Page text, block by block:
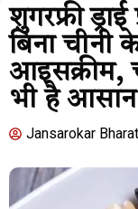
शुगरफ्री
बिना चीनी
आइसक्रीम,
भी है आसान
Jansarokar Bharat